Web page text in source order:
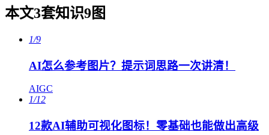
本文3套知识9图
1/9
AI怎么参考图片？提示词思路一次讲清！
AIGC
1/12
12款AI辅助可视化图标！零基础也能做出高级